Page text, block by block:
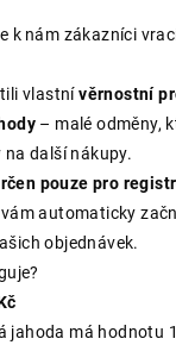
k nám zákazníci
vlastnívěrnostní
– malé odměny,
další nákupy.
pouze pro
automaticky
objednávek.
jahoda má hodnotu